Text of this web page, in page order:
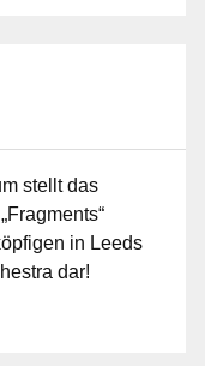
stellt das
in Leeds
dar!